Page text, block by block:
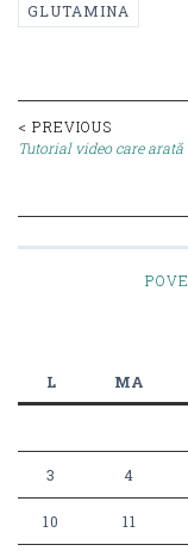
GLUTAMINA
Post
< PREVIOUS
Tutorial video care
L MA
3 4
10 11